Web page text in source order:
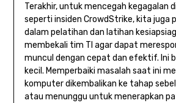
Terakhir, untuk mencegah kegagalan
seperti insiden CrowdStrike, kita juga
dalam pelatihan dan latihan
membekali tim TI agar dapat
muncul dengan cepat dan efektif. Ini
kecil. Memperbaiki masalah saat ini
komputer dikembalikan ke tahap
atau menunggu untuk menerapkan